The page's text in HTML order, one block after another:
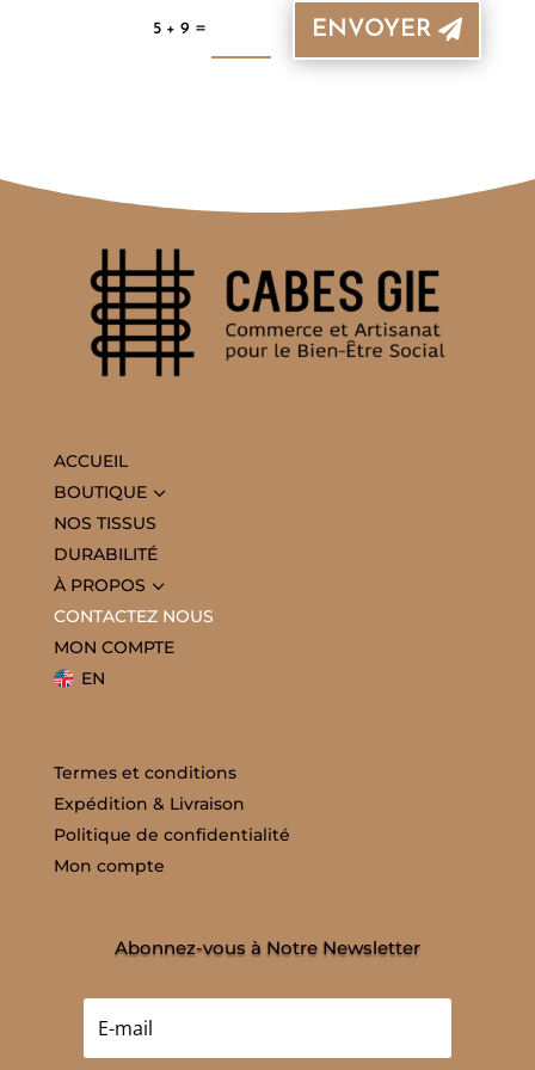
5 + 9 = ENVOYER
ACCUEIL
BOUTIQUE3
NOS TISSUS
DURABILITÉ
À PROPOS 3
CONTACTEZ NOUS
MON COMPTE
EN
Termes et conditions
Expédition & Livraison
Politique de confidentialité
Mon compte
Abonnez-vous à Notre Newsletter